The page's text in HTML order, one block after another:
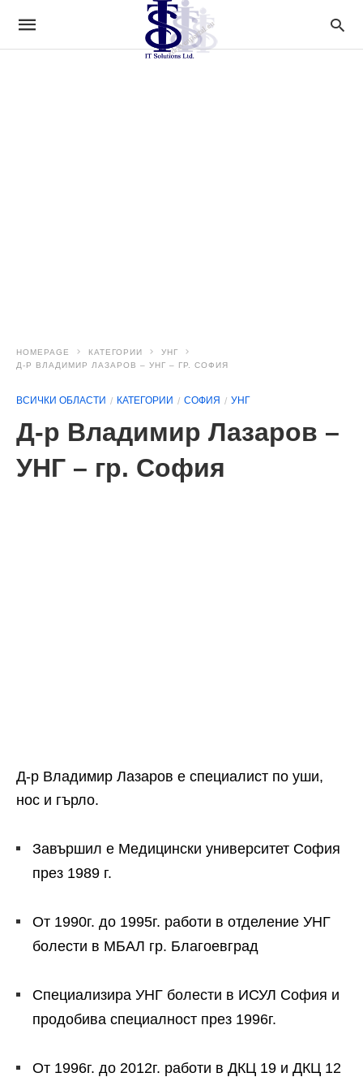
HOMEPAGE КАТЕГОРИИ
УНГ
Д-Р ВЛАДИМИР ЛАЗАРОВ – УНГ – ГР. СОФИЯ
ВСИЧКИ ОБЛАСТИ КАТЕГОРИИ СОФИЯ УНГ
Д-р Владимир Лазаров –
УНГ – гр. София
Д-р Владимир Лазаров е специалист по уши,
нос и гърло.
Завършил е Медицински университет София
през 1989 г.
От 1990г. до 1995г. работи в отделение УНГ
болести в МБАЛ гр. Благоевград
Специализира УНГ болести в ИСУЛ София и
продобива специалност през 1996г.
От 1996г. до 2012г. работи в ДКЦ 19 и ДКЦ 12